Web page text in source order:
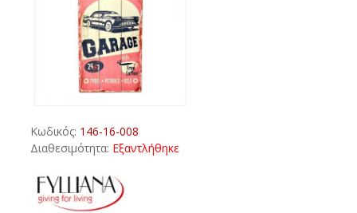
Κωδικός: 146-16-008
Διαθεσιμότητα: Εξαντλήθηκε